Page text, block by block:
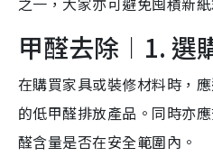
甲醛去除︱1. 選
在購買家具或裝修材料時，
的低甲醛排放產品。同時亦
醛含量是否在安全範圍內。